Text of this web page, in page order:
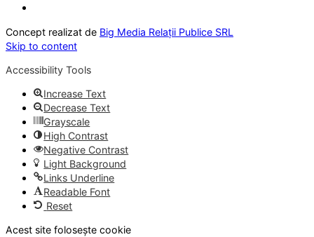
Concept realizat de Big Media Relații Publice SRL
Skip to content
Accessibility Tools
Increase Text
Decrease Text
Grayscale
High Contrast
Negative Contrast
Light Background
Links Underline
Readable Font
Reset
Acest site folosește cookie